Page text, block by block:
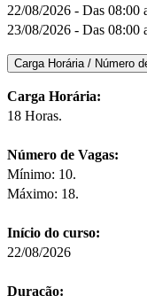
22/08/2026 - Das 08:00
23/08/2026 - Das 08:00
Carga Horária:
18 Horas.
Número de Vagas:
Mínimo: 10.
Máximo: 18.
Início do curso:
22/08/2026
Duração: